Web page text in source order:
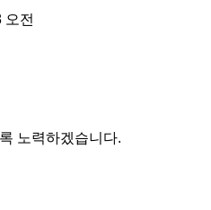
오전
노력하겠습니다.